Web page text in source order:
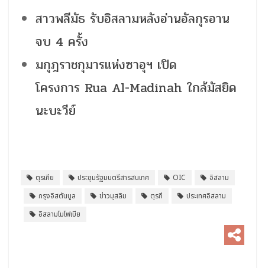
สาวพลีมัธ รับอิสลามหลังอ่านอัลกุรอาน
จบ 4 ครั้ง
มกุฎราชกุมารแห่งซาอุฯ เปิด
โครงการ Rua Al-Madinah ใกล้มัสยิด
นะบะวีย์
ตุรเคีย ประชุมรัฐมนตรีสารสนเทศ OIC
อิสลาม
กรุงอิสตันบูล
ข่าวมุสลิม ตุรกี
ประเทศอิสลาม
อิสลามโมโฟเบีย